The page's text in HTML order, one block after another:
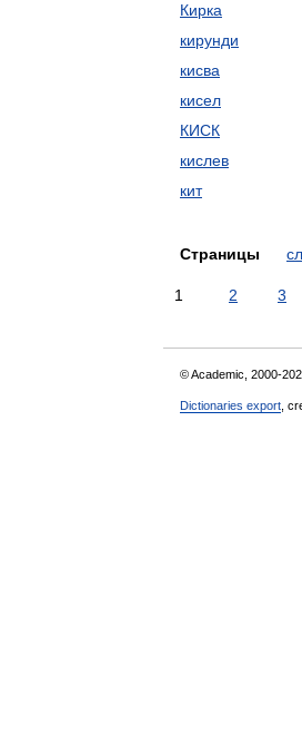
Кирка
кирунди
кисва
кисел
КИСК
кислев
кит
Страницы
1 2 3
© Academic, 2000-
Dictionaries export ,